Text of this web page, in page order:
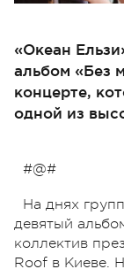
«Океан
альбом «Без
концерте,
одной из
#@#
На днях
девятый
коллектив
Roof в Киеве.